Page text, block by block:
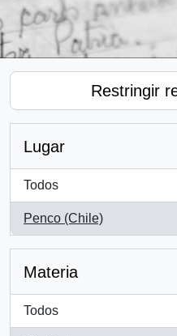
Restringir
Lugar
Todos
Penco (Chile)
, 1 resultados
Materia
Todos